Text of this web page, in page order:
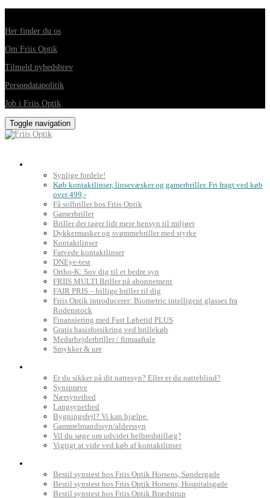
Her finder du os
Om Friis Optik
Tilmeld nyhedsbrev
Persondatapolitik
Job i Friis Optik
Toggle navigation
Synlige fordele!
Køb kontaktlinser, linsevæsker og gamerbriller. Fri fragt ved køb
over 499,-
Få solbriller hos Friis Optik
Gamerbriller
Briller der tager lidt mere hensyn til miljøet
Dykkermasker og svømmebriller med styrke
Kontaktlinser
Farvede kontaktlinser
DNEye-test
Ortho-K: Sov dig til et bedre syn
FRIIS MULTI Briller på abonnement
FAIR PRIS – billige briller til dig
Friis Optik introducerer: Biometric intelligent glasses fra
Rodenstock
Finansiering med Fast Løbetid PLUS
Gratis basisforsikring ved brillekøb
Medarbejderbriller / firmaaftale
Smykker & ure
Er du sikker på dit nattesyn? Eller er du natteblind?
Synsprøve
Nærsynethed
Langsynethed
Bygningsfejl? Vi kan hjælpe.
Gammelmandssyn/alderssyn
Vil du søge om udvidet helbredstillæg?
Vigtigt at vide ved køb af kontaktlinser
Bestil synstest hos Friis Optik Horsens, Søndergade
Bestil synstest hos Friis Optik Horsens, Hospitalsgade
Bestil synstest hos Friis Optik Brædstrup